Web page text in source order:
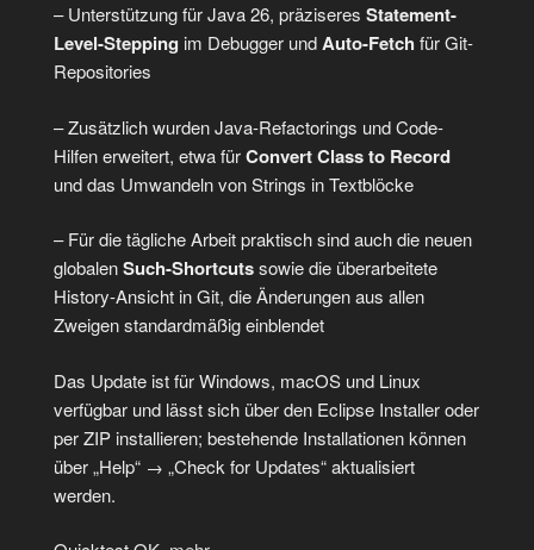
– Unterstützung für Java 26, präziseres Statement-
Level-Stepping im Debugger undAuto-Fetch für Git-
Repositories
– Zusätzlich wurden Java-Refactorings und Code-
Hilfen erweitert, etwa fürConvert Class to Record
und das Umwandeln von Strings in Textblöcke
– Für die tägliche Arbeit praktisch sind auch die neuen
globalenSuch-Shortcutssowie die überarbeitete
History-Ansicht in Git, die Änderungen aus allen
Zweigen standardmäßig einblendet
Das Update ist für Windows, macOS und Linux
verfügbar und lässt sich über den Eclipse Installer oder
per ZIP installieren; bestehende Installationen können
über „Help“ → „Check for Updates“ aktualisiert
werden.